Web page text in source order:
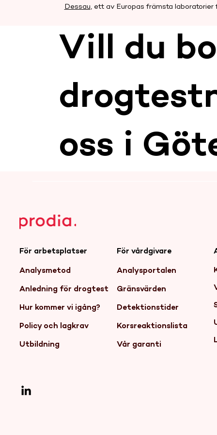
Dessau, ett av Europas främsta laboratorier
Vill du
oss i
För arbetsplatser
Analysmetod
Anledning för drogtest
Hur kommer vi igång?
Policy och lagkrav
Utbildning
För vårdgivare
Analysportalen
Gränsvärden
Detektionstider
Korsreaktionslista
Vår garanti